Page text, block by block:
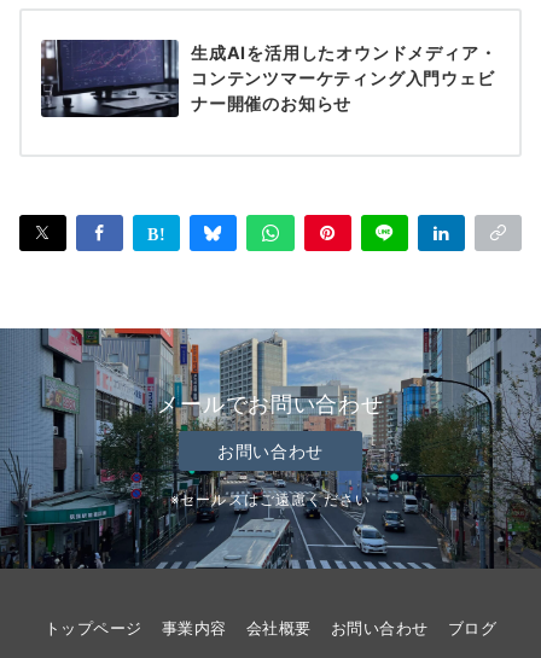
生成AIを活用したオウンドメディア・
コンテンツマーケティング入門ウェビ
ナー開催のお知らせ
メールでお問い合わせ
お問い合わせ
※セールスはご遠慮ください
トップページ 事業内容 会社概要 お問い合わせ ブログ